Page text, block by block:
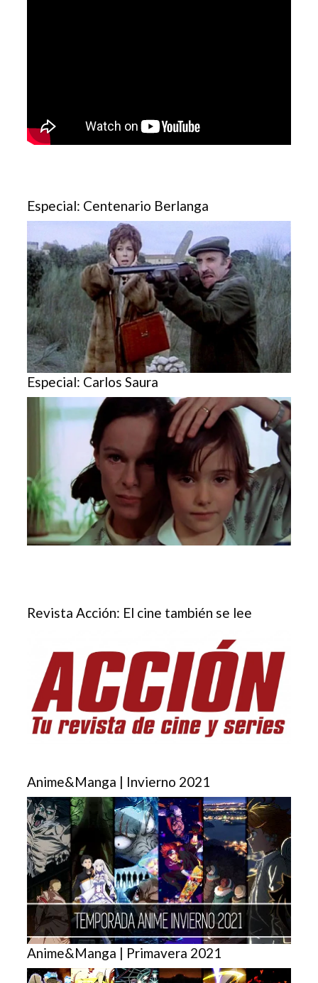
Especial: Centenario Berlanga
Especial: Carlos Saura
Revista Acción: El cine también se lee
Anime&Manga | Invierno 2021
Anime&Manga | Primavera 2021